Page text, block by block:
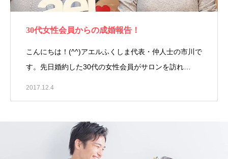
30代女性会員からの成婚報告！
こんにちは！(^^)アエルふくしま代表・仲人士の市川で
す。先日婚約した30代の女性会員がサロンを訪れ…
2017.12.4